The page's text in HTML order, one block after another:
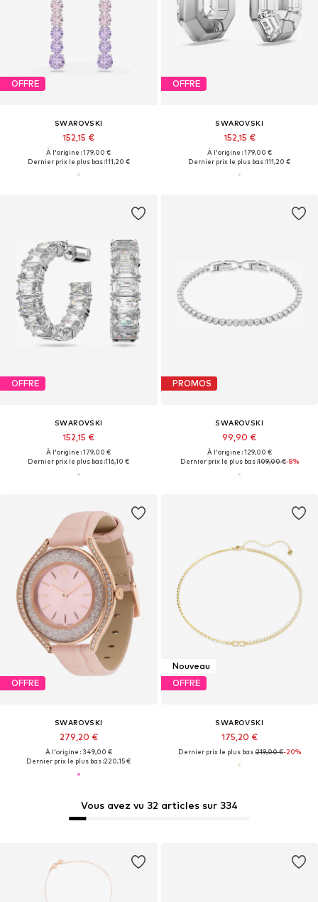
OFFRE
SWAROVSKI
152,15 €
À l'origine : 179,00 €
Dernier prix le plus bas :111,20 €
OFFRE
SWAROVSKI
152,15 €
À l'origine : 179,00 €
Dernier prix le plus bas :111,20 €
Vous avez vu 32 articles sur 334
OFFRE
SWAROVSKI
152,15 €
À l'origine : 179,00 €
Dernier prix le plus bas :116,10 €
PROMOS
SWAROVSKI
99,90 €
À l'origine : 129,00 €
Dernier prix le plus bas :109,00 €-8%
OFFRE
SWAROVSKI
279,20 €
À l'origine : 349,00 €
Dernier prix le plus bas :220,15 €
Nouveau
OFFRE
SWAROVSKI
175,20 €
Dernier prix le plus bas :219,00 €-20%